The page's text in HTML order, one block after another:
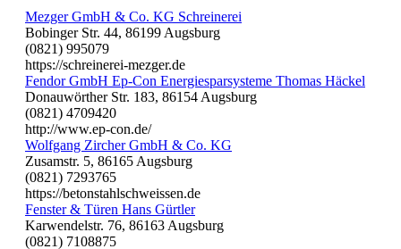
Mezger GmbH & Co. KG Schreinerei
Bobinger Str. 44, 86199 Augsburg
(0821) 995079
https://schreinerei-mezger.de
Fendor GmbH Ep-Con Energiesparsysteme Thomas Häckel
Donauwörther Str. 183, 86154 Augsburg
(0821) 4709420
http://www.ep-con.de/
Wolfgang Zircher GmbH & Co. KG
Zusamstr. 5, 86165 Augsburg
(0821) 7293765
https://betonstahlschweissen.de
Fenster & Türen Hans Gürtler
Karwendelstr. 76, 86163 Augsburg
(0821) 7108875